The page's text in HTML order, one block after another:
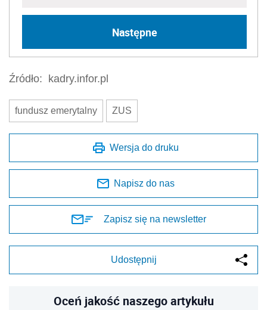
Następne
Źródło: kadry.infor.pl
fundusz emerytalny ZUS
Wersja do druku
Napisz do nas
Zapisz się na newsletter
Udostępnij
Oceń jakość naszego artykułu